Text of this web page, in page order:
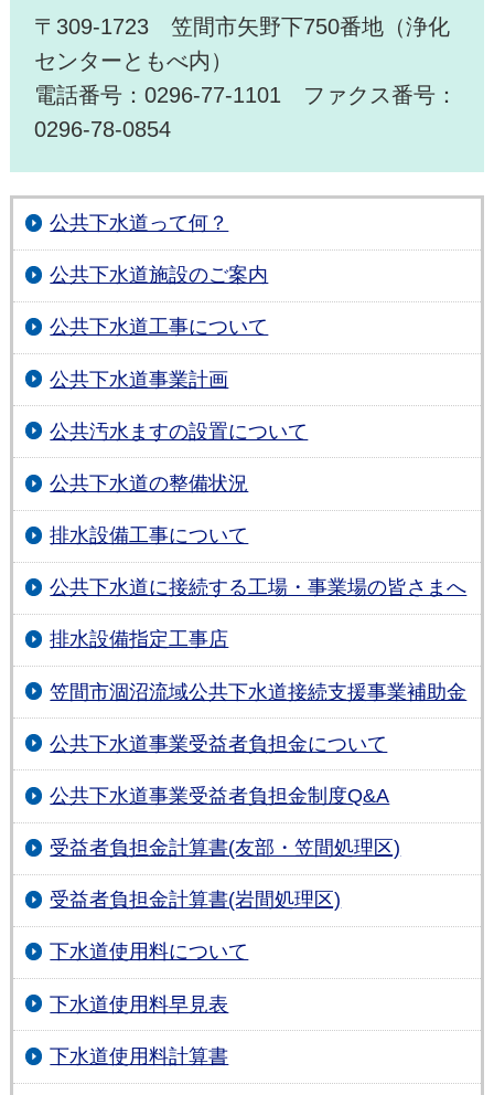
〒309-1723 笠間市矢野下750番地（浄化
センターともべ内）
電話番号：0296-77-1101 ファクス番号：
0296-78-0854
公共下水道って何？
公共下水道施設のご案内
公共下水道工事について
公共下水道事業計画
公共汚水ますの設置について
公共下水道の整備状況
排水設備工事について
公共下水道に接続する工場・事業場の皆さまへ
排水設備指定工事店
笠間市涸沼流域公共下水道接続支援事業補助金
公共下水道事業受益者負担金について
公共下水道事業受益者負担金制度Q&A
受益者負担金計算書(友部・笠間処理区)
受益者負担金計算書(岩間処理区)
下水道使用料について
下水道使用料早見表
下水道使用料計算書